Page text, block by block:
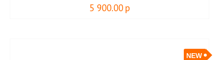
5 900.00 р
NEW